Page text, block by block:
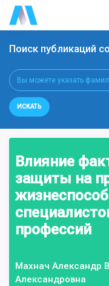
Поиск публикаций
ИСКАТЬ
Влияние
защиты на
профессий
Махнач Александр
Александровна